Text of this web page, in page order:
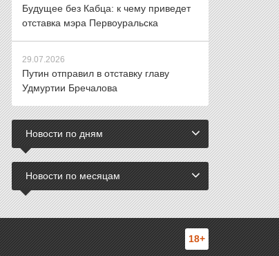
Будущее без Кабца: к чему приведет
отставка мэра Первоуральска
29.07.2026
Путин отправил в отставку главу
Удмуртии Бречалова
Новости по дням
Новости по месяцам
18+